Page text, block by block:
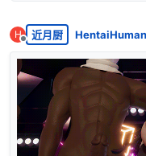
H
离线
近月厨 HentaiHuman